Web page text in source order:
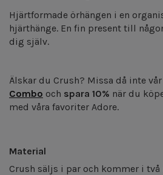
Hjärtformade örhängen i en
hjärthänge. En fin present till
dig själv.
Älskar du Crush? Missa då inte vår
Combo och spara 10% när du
med våra favoriter Adore.
Material
Crush säljs i par och kommer i två